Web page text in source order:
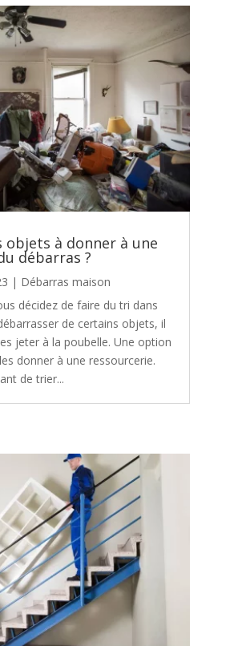
à donner à une
débarras ?
| Débarras maison
décidez de faire du tri dans
de certains objets, il
jeter à la poubelle. Une option
donner à une ressourcerie.
de trier...